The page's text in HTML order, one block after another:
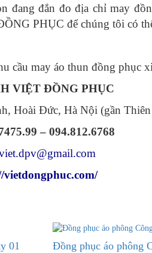
đắn đo địa chỉ may
PHỤC để chúng tôi có
may áo thun đồng phục
ĐỒNG PHỤC
Đức, Hà Nội (gần Thiên
– 094.812.6768
01 Đồng phục áo phông